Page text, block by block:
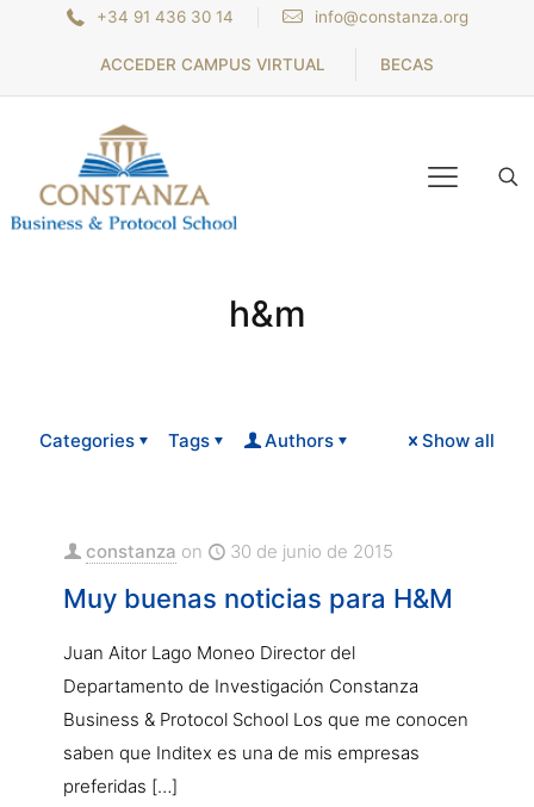
+34 91 436 30 14 info@constanza.org
ACCEDER CAMPUS VIRTUAL BECAS
h&m
Categories Tags Authors Show all
constanza on 30 de junio de 2015
Muy buenas noticias para H&M
Juan Aitor Lago Moneo Director del
Departamento de Investigación Constanza
Business & Protocol School Los que me conocen
saben que Inditex es una de mis empresas
preferidas […]